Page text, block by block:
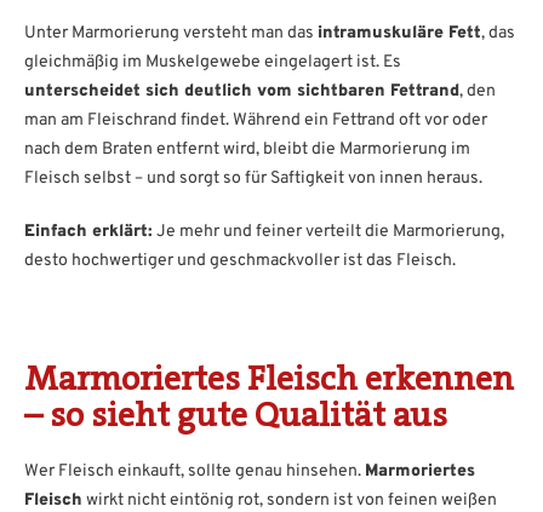
Unter Marmorierung versteht man das intramuskuläre Fett, das
gleichmäßig im Muskelgewebe eingelagert ist. Es
unterscheidet sich deutlich vom sichtbaren Fettrand, den
man am Fleischrand findet. Während ein Fettrand oft vor oder
nach dem Braten entfernt wird, bleibt die Marmorierung im
Fleisch selbst – und sorgt so für Saftigkeit von innen heraus.
Einfach erklärt: Je mehr und feiner verteilt die Marmorierung,
desto hochwertiger und geschmackvoller ist das Fleisch.
Marmoriertes Fleisch erkennen
– so sieht gute Qualität aus
Wer Fleisch einkauft, sollte genau hinsehen. Marmoriertes
Fleisch wirkt nicht eintönig rot, sondern ist von feinen weißen